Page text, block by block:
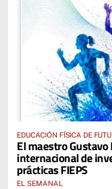
EDUCACIÓN FÍSICA DE
El maestro
internacional de
prácticas FIEPS
EL SEMANAL